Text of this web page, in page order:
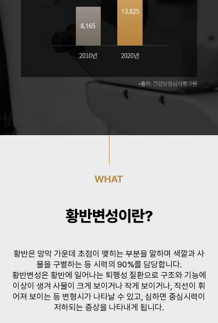
WHAT
황반변성이란?
황반은 망막 가운데 초점이 맺히는 부분을 말하며 색깔과 사
물을 구별하는 등 시력의 90%를 담당합니다.
황반변성은 황반에 일어나는 퇴행성 질환으로 구조와 기능에
이상이 생겨 사물이 크게 보이거나 작게 보이거나, 직선이 휘
어져 보이는 등 변형시가 나타날 수 있고, 심하면 중심시력이
저하되는 증상을 나타내게 됩니다.